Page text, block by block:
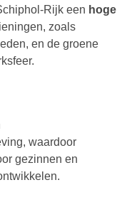
Rijk een hoge
zoals
en de groene
waardoor
gezinnen en